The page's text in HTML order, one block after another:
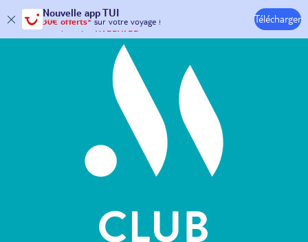
Nouvelle app TUI
30€ offerts* sur votre voyage !
avec le code :HAPPYAPP
Télécharger
Hôtels & Clubs